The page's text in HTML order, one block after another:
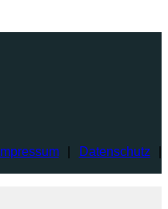
Impressum| Datenschutz